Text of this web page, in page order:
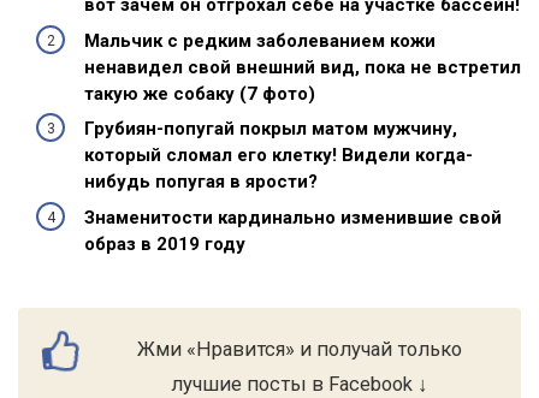
вот зачем он отгрохал себе на участке бассейн!
Мальчик с редким заболеванием кожи
ненавидел свой внешний вид, пока не встретил
такую же собаку (7 фото)
Грубиян-попугай покрыл матом мужчину,
который сломал его клетку! Видели когда-
нибудь попугая в ярости?
Знаменитости кардинально изменившие свой
образ в 2019 году
Жми «Нравится» и получай только
лучшие посты в Facebook ↓